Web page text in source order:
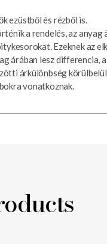
ezüstből és rézből is.
a rendelés, az anyag
Ezeknek az
árában lesz differencia, a
árkülönbség
vonatkoznak.